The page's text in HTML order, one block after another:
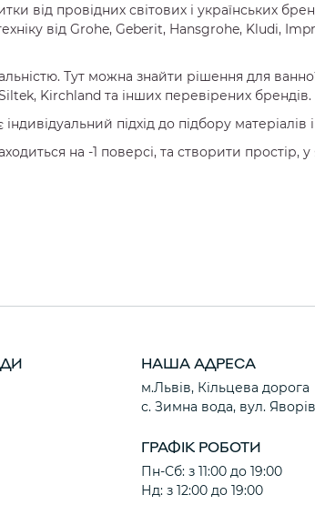
від провідних світових і українських
від Grohe, Geberit, Hansgrohe, Kludi,
Тут можна знайти рішення для
Kirchland та інших перевірених брендів.
підхід до підбору матеріалів
на -1 поверсі, та створити простір,
НАША АДРЕСА
м.Львів, Кільцева дорога
с. Зимна вода, вул.
ГРАФІК РОБОТИ
Пн-Сб: з 11:00 до 19:00
Нд: з 12:00 до 19:00